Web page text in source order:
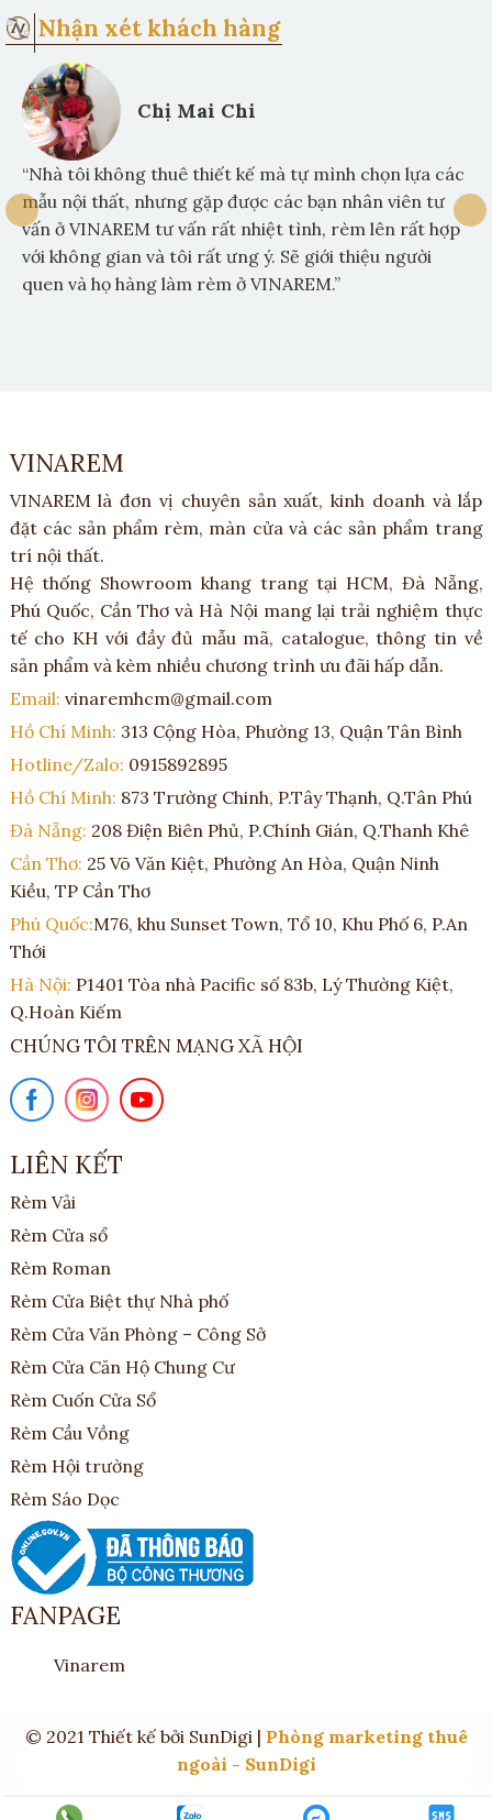
Nhận xét khách hàng
Chị Mai Chi
“Nhà tôi không thuê thiết kế mà tự mình chọn lựa các
mẫu nội thất, nhưng gặp được các bạn nhân viên tư
vấn ở VINAREM tư vấn rất nhiệt tình, rèm lên rất hợp
với không gian và tôi rất ưng ý. Sẽ giới thiệu người
quen và họ hàng làm rèm ở VINAREM.”
VINAREM
VINAREM là đơn vị chuyên sản xuất, kinh doanh và lắp
đặt các sản phẩm rèm, màn cửa và các sản phẩm trang
trí nội thất.
Hệ thống Showroom khang trang tại HCM, Đà Nẵng,
Phú Quốc, Cần Thơ và Hà Nội mang lại trải nghiệm thực
tế cho KH với đầy đủ mẫu mã, catalogue, thông tin về
sản phẩm và kèm nhiều chương trình ưu đãi hấp dẫn.
Email: vinaremhcm@gmail.com
Hồ Chí Minh: 313 Cộng Hòa, Phường 13, Quận Tân Bình
Hotline/Zalo: 0915892895
Hồ Chí Minh: 873 Trường Chinh, P.Tây Thạnh, Q.Tân Phú
Đà Nẵng: 208 Điện Biên Phủ, P.Chính Gián, Q.Thanh Khê
Cần Thơ: 25 Võ Văn Kiệt, Phường An Hòa, Quận Ninh
Kiều, TP Cần Thơ
Phú Quốc:M76, khu Sunset Town, Tổ 10, Khu Phố 6, P.An
Thới
Hà Nội: P1401 Tòa nhà Pacific số 83b, Lý Thường Kiệt,
Q.Hoàn Kiếm
CHÚNG TÔI TRÊN MẠNG XÃ HỘI
LIÊN KẾT
Rèm Vải
Rèm Cửa sổ
Rèm Roman
Rèm Cửa Biệt thự Nhà phố
Rèm Cửa Văn Phòng – Công Sở
Rèm Cửa Căn Hộ Chung Cư
Rèm Cuốn Cửa Sổ
Rèm Cầu Vồng
Rèm Hội trường
Rèm Sáo Dọc
FANPAGE
Vinarem
© 2021 Thiết kế bởi SunDigi | Phòng marketing thuê
ngoài - SunDigi